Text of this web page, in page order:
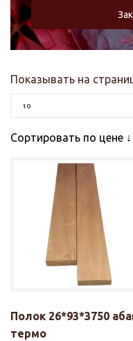
Показывать на
Сортировать по цене
Полок 26*93*3750
термо